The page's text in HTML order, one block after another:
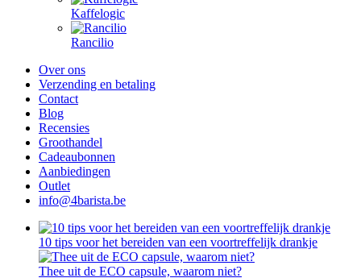
Kaffelogic
Rancilio
Over ons
Verzending en betaling
Contact
Blog
Recensies
Groothandel
Cadeaubonnen
Aanbiedingen
Outlet
info@4barista.be
10 tips voor het bereiden van een voortreffelijk drankje
Thee uit de ECO capsule, waarom niet?